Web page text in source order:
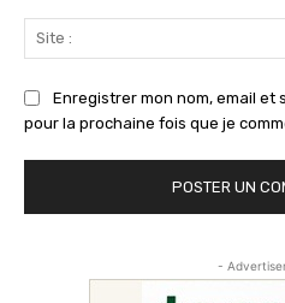
Enregistrer mon nom, email et
pour la prochaine fois que je
-